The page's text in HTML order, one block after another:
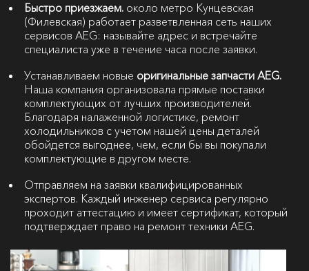
Быстро приезжаем. около метро Кунцевская
(Филевская) работает разветвленная сеть наших
сервисов AEG: называйте адрес и встречайте
специалиста уже в течение часа после заявки.
Устанавливаем новые оригинальные запчасти AEG.
Наша компания организовала прямые поставки
комплектующих от лучших производителей.
Благодаря налаженной логистике, ремонт
холодильников с учетом нашей цены деталей
обойдется выгоднее, чем, если бы вы покупали
комплектующие в другом месте.
Отправляем на заявки квалифицированных
экспертов. Каждый инженер сервиса регулярно
проходит аттестацию и имеет сертификат, который
подтверждает право на ремонт техники AEG.